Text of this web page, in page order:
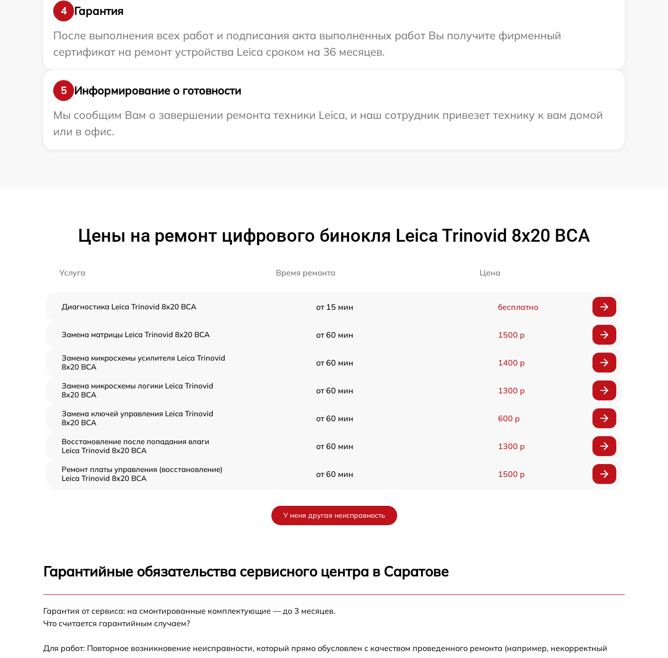
4
Гарантия
После выполнения всех работ и подписания акта выполненных работ Вы получите фирменный
сертификат на ремонт устройства Leica сроком на 36 месяцев.
5
Информирование о готовности
Мы сообщим Вам о завершении ремонта техники Leica, и наш сотрудник привезет технику к вам домой
или в офис.
Цены на ремонт цифрового бинокля Leica Trinovid 8x20 BCA
Услуга Время ремонта Цена
Диагностика Leica Trinovid 8x20 BCA от 15 мин бесплатно
Замена матрицы Leica Trinovid 8x20 BCA от 60 мин 1500 р
Замена микросхемы усилителя Leica Trinovid
8x20 BCA
от 60 мин 1400 р
Замена микросхемы логики Leica Trinovid
8x20 BCA
от 60 мин 1300 р
Замена ключей управления Leica Trinovid
8x20 BCA
от 60 мин 600 р
Восстановление после попадания влаги
Leica Trinovid 8x20 BCA
от 60 мин 1300 р
Ремонт платы управления (восстановление)
Leica Trinovid 8x20 BCA
от 60 мин 1500 р
Замена USB порта Leica Trinovid 8x20 BCA от 60 мин
У меня другая неисправность
Гарантийные обязательства сервисного центра в Саратове
Гарантия от сервиса: на смонтированные комплектующие — до 3 месяцев.
Что считается гарантийным случаем?
Для работ: Повторное возникновение неисправности, который прямо обусловлен с качеством проведенного ремонта (например, некорректный